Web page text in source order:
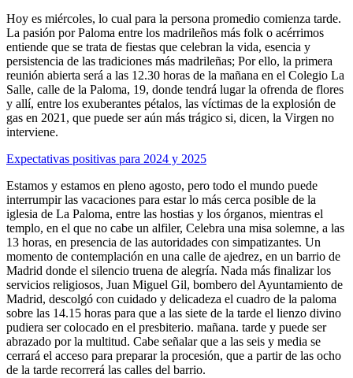
Hoy es miércoles, lo cual para la persona promedio comienza tarde.
La pasión por Paloma entre los madrileños más folk o acérrimos
entiende que se trata de fiestas que celebran la vida, esencia y
persistencia de las tradiciones más madrileñas; Por ello, la primera
reunión abierta será a las 12.30 horas de la mañana en el Colegio La
Salle, calle de la Paloma, 19, donde tendrá lugar la ofrenda de flores
y allí, entre los exuberantes pétalos, las víctimas de la explosión de
gas en 2021, que puede ser aún más trágico si, dicen, la Virgen no
interviene.
Expectativas positivas para 2024 y 2025
Estamos y estamos en pleno agosto, pero todo el mundo puede
interrumpir las vacaciones para estar lo más cerca posible de la
iglesia de La Paloma, entre las hostias y los órganos, mientras el
templo, en el que no cabe un alfiler, Celebra una misa solemne, a las
13 horas, en presencia de las autoridades con simpatizantes. Un
momento de contemplación en una calle de ajedrez, en un barrio de
Madrid donde el silencio truena de alegría. Nada más finalizar los
servicios religiosos, Juan Miguel Gil, bombero del Ayuntamiento de
Madrid, descolgó con cuidado y delicadeza el cuadro de la paloma
sobre las 14.15 horas para que a las siete de la tarde el lienzo divino
pudiera ser colocado en el presbiterio. mañana. tarde y puede ser
abrazado por la multitud. Cabe señalar que a las seis y media se
cerrará el acceso para preparar la procesión, que a partir de las ocho
de la tarde recorrerá las calles del barrio.